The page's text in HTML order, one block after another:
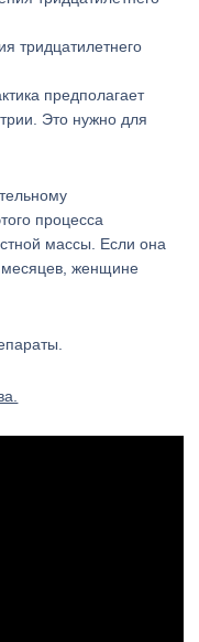
тридцатилетнего
предполагает
Это нужно для
процесса
массы. Если она
женщине